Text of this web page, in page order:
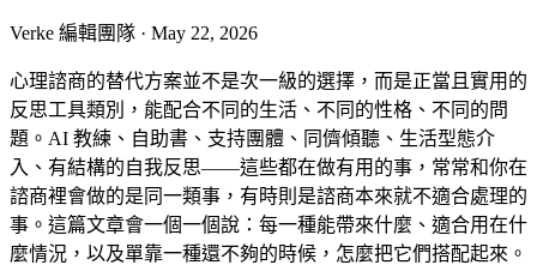
Verke 編輯團隊 · May 22, 2026
心理諮商的替代方案並不是次一級的選擇，而是正當且實用的
反思工具類別，能配合不同的生活、不同的性格、不同的問
題。AI 教練、自助書、支持團體、同儕傾聽、生活型態介
入、有結構的自我反思——這些都在做有用的事，常常和你在
諮商裡會做的是同一類事，有時則是諮商本來就不適合處理的
事。這篇文章會一個一個說：每一種能帶來什麼、適合用在什
麼情況，以及單靠一種還不夠的時候，怎麼把它們搭配起來。